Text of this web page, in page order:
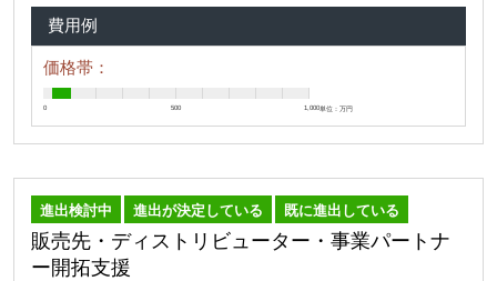
費用例
価格帯：
0 500 1,000 単位：万円
進出検討中 進出が決定している 既に進出している
販売先・ディストリビューター・事業パートナ
ー開拓支援